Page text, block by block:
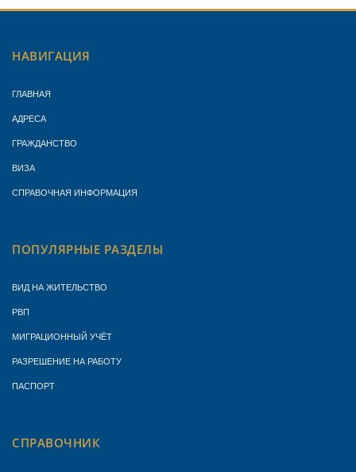
НАВИГАЦИЯ
ГЛАВНАЯ
АДРЕСА
ГРАЖДАНСТВО
ВИЗА
СПРАВОЧНАЯ ИНФОРМАЦИЯ
ПОПУЛЯРНЫЕ РАЗДЕЛЫ
ВИД НА ЖИТЕЛЬСТВО
РВП
МИГРАЦИОННЫЙ УЧЁТ
РАЗРЕШЕНИЕ НА РАБОТУ
ПАСПОРТ
СПРАВОЧНИК